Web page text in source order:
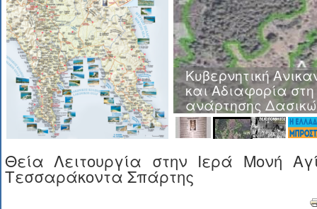
Κυβερνητική
και Αδιαφορία
ανάρτησης
Θεία Λειτουργία στην Ιερά Μονή
Τεσσαράκοντα Σπάρτης